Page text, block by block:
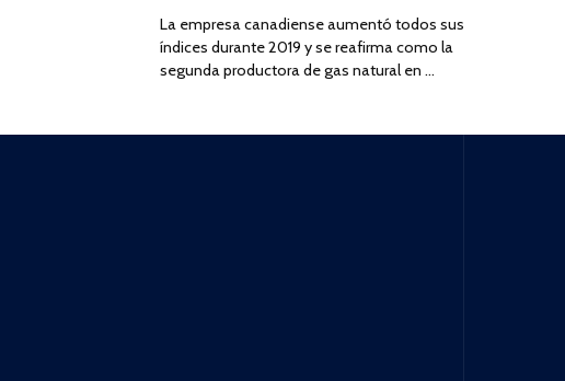
La empresa canadiense aumentó todos sus
índices durante 2019 y se reafirma como la
segunda productora de gas natural en …